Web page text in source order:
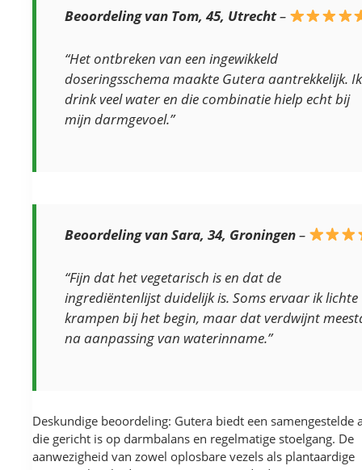
Beoordeling van Tom, 45, Utrecht–
“Het ontbreken van een ingewikkeld
doseringsschema maakte Gutera aantrekkelijk. Ik
drink veel water en die combinatie hielp echt bij
mijn darmgevoel.”
Beoordeling van Sara, 34, Groningen–
“Fijn dat het vegetarisch is en dat de
ingrediëntenlijst duidelijk is. Soms ervaar ik lichte
krampen bij het begin, maar dat verdwijnt
na aanpassing van waterinname.”
Deskundige beoordeling: Gutera biedt een samengestelde
die gericht is op darmbalans en regelmatige stoelgang. De
aanwezigheid van zowel oplosbare vezels als plantaardige